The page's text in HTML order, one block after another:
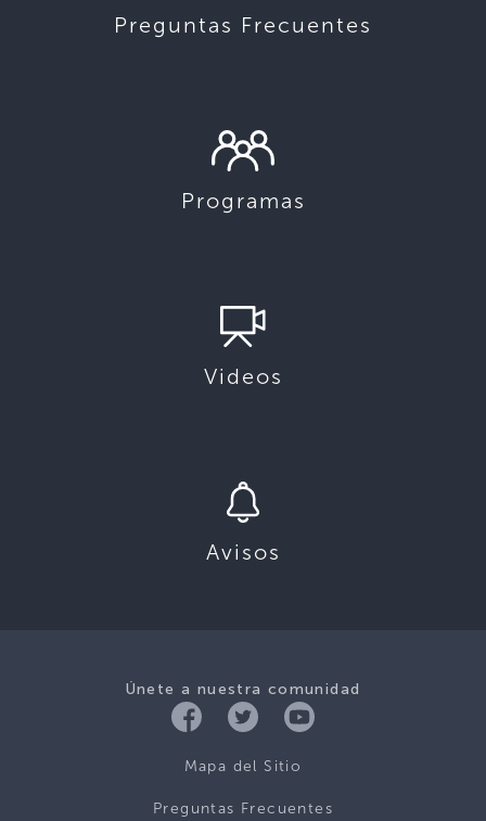
Preguntas Frecuentes
Programas
Videos
Avisos
Únete a nuestra comunidad
Mapa del Sitio
Preguntas Frecuentes